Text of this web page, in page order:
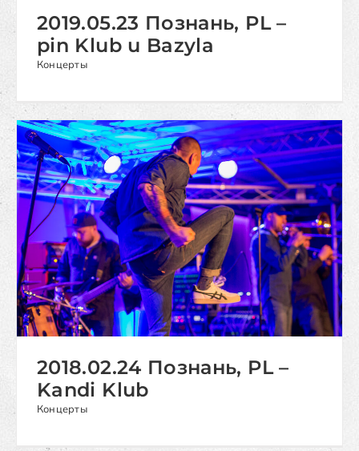
2019.05.23 Познань, PL –
pin Klub u Bazyla
Концерты
2018.02.24 Познань, PL –
Kandi Klub
Концерты